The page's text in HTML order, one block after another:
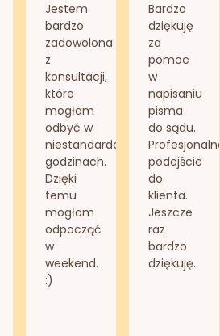
Jestem
bardzo
zadowolona
z
konsultacji,
które
mogłam
odbyć w
niestandardowych
godzinach.
Dzięki
temu
mogłam
odpocząć
w
weekend.
:)
Bardzo
dziękuję
za
pomoc
w
napisaniu
pisma
do sądu.
Profesjonalne
podejście
do
klienta.
Jeszcze
raz
bardzo
dziękuję.